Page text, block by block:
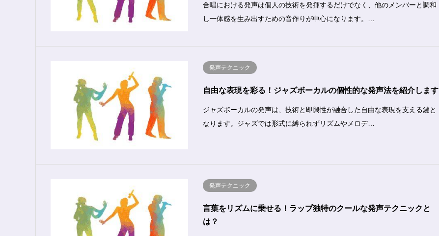
合唱における発声は個人の技術を発揮するだけでなく、他のメンバーと調和
し一体感を生み出すための音作りが中心になります。…
発声テクニック
自由な表現を彩る！ジャズボーカルの個性的な発声法を紹介します
ジャズボーカルの発声は、技術と即興性が融合した自由な表現を支える鍵と
なります。ジャズでは形式に縛られずリズムやメロデ…
発声テクニック
言葉をリズムに乗せる！ラップ独特のクールな発声テクニックと
は？